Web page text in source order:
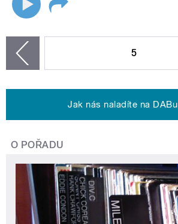
5
Jak nás naladíte na DABu
O POŘADU